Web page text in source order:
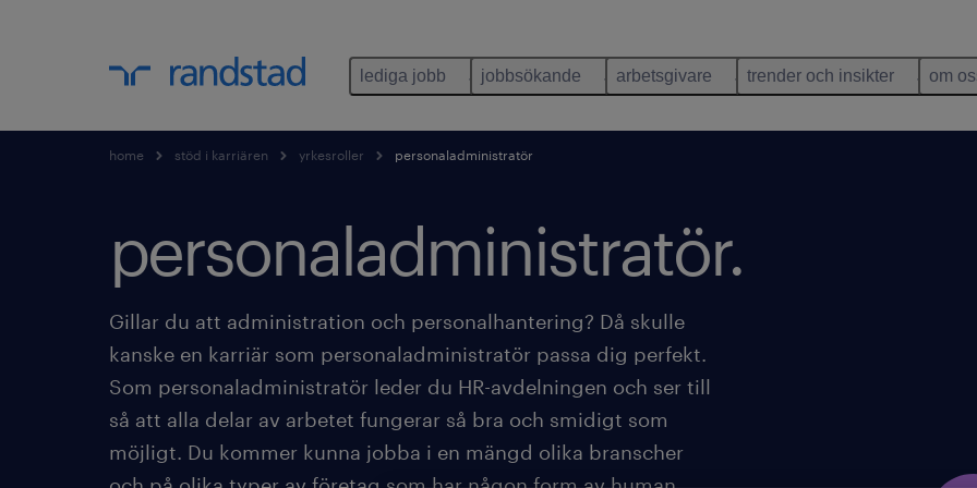
lediga jobb jobbsökande arbetsgivare trender och insikter om
home stöd i karriären yrkesroller personaladministratör
personaladministratör.
Gillar du att administration och personalhantering? Då skulle
kanske en karriär som personaladministratör passa dig perfekt.
Som personaladministratör leder du HR-avdelningen och ser till
så att alla delar av arbetet fungerar så bra och smidigt som
möjligt. Du kommer kunna jobba i en mängd olika branscher